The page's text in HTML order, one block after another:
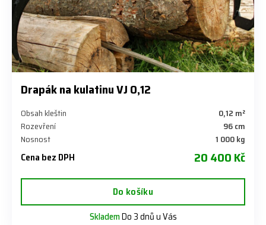
Drapák na kulatinu VJ 0,12
Obsah kleštin
0,12 m²
Rozevření
96 cm
Nosnost
1 000 kg
Cena bez DPH 20 400 Kč
Do košíku
SklademDo 3 dnů u Vás